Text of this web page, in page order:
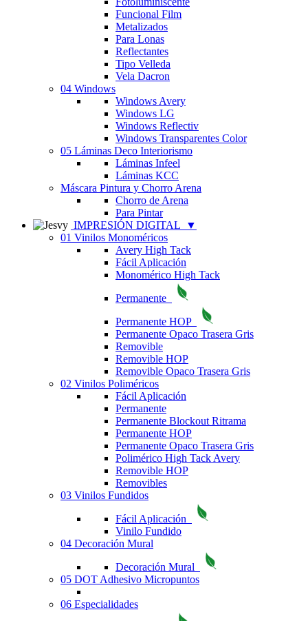
Funcional Film
Metalizados
Para Lonas
Reflectantes
Tipo Velleda
Vela Dacron
04 Windows
Windows Avery
Windows LG
Windows Reflectiv
Windows Transparentes Color
05 Láminas Deco Interiorismo
Láminas Infeel
Láminas KCC
Máscara Pintura y Chorro Arena
Chorro de Arena
Para Pintar
IMPRESIÓN DIGITAL
▼
01 Vinilos Monoméricos
Avery High Tack
Fácil Aplicación
Monomérico High Tack
Permanente
Permanente HOP
Permanente Opaco Trasera Gris
Removible
Removible HOP
Removible Opaco Trasera Gris
02 Vinilos Poliméricos
Fácil Aplicación
Permanente
Permanente Blockout Ritrama
Permanente HOP
Permanente Opaco Trasera Gris
Polimérico High Tack Avery
Removible HOP
Removibles
03 Vinilos Fundidos
Fácil Aplicación
Vinilo Fundido
04 Decoración Mural
Decoración Mural
05 DOT Adhesivo Micropuntos
06 Especialidades